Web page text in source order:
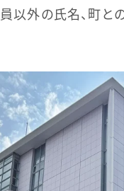
以外の氏名、町と